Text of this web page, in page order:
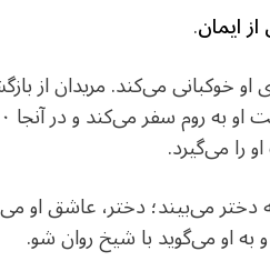
ایمان.
خوکبانی می‌کند. مریدان از
را می‌گیرد.
می‌بیند؛ دختر، عاشق او
او می‌گوید با شیخ روان شو.